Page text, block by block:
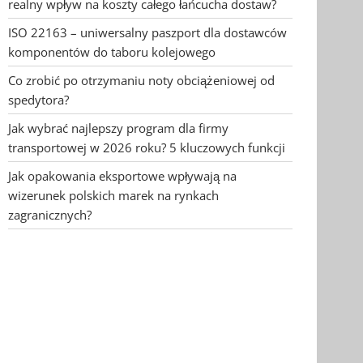
realny wpływ na koszty całego łańcucha dostaw?
ISO 22163 – uniwersalny paszport dla dostawców
komponentów do taboru kolejowego
Co zrobić po otrzymaniu noty obciążeniowej od
spedytora?
Jak wybrać najlepszy program dla firmy
transportowej w 2026 roku? 5 kluczowych funkcji
Jak opakowania eksportowe wpływają na
wizerunek polskich marek na rynkach
zagranicznych?